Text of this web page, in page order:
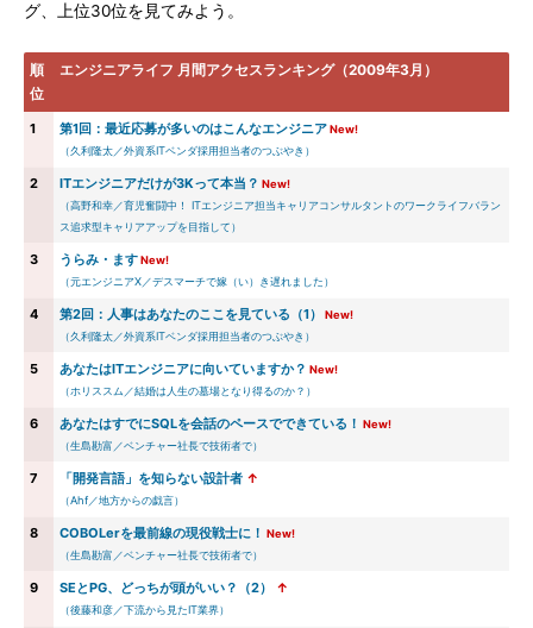
グ、上位30位を見てみよう。
順
位
エンジニアライフ 月間アクセスランキング（2009年3月）
1 第1回：最近応募が多いのはこんなエンジニアNew!
（久利隆太／外資系ITベンダ採用担当者のつぶやき）
2 ITエンジニアだけが3Kって本当？ New!
（高野和幸／育児奮闘中！ ITエンジニア担当キャリアコンサルタントのワークライフバラン
ス追求型キャリアアップを目指して）
3 うらみ・ますNew!
（元エンジニアX／デスマーチで嫁（い）き遅れました）
4 第2回：人事はあなたのここを見ている（1）
New!
（久利隆太／外資系ITベンダ採用担当者のつぶやき）
5 あなたはITエンジニアに向いていますか？ New!
（ホリススム／結婚は人生の墓場となり得るのか？）
6 あなたはすでにSQLを会話のペースでできている！ New!
（生島勘富／ベンチャー社長で技術者で）
7 「開発言語」を知らない設計者 ↑
（Ahf／地方からの戯言）
8 COBOLerを最前線の現役戦士に！ New!
（生島勘富／ベンチャー社長で技術者で）
9 SEとPG、どっちが頭がいい？（2） ↑
（後藤和彦／下流から見たIT業界）